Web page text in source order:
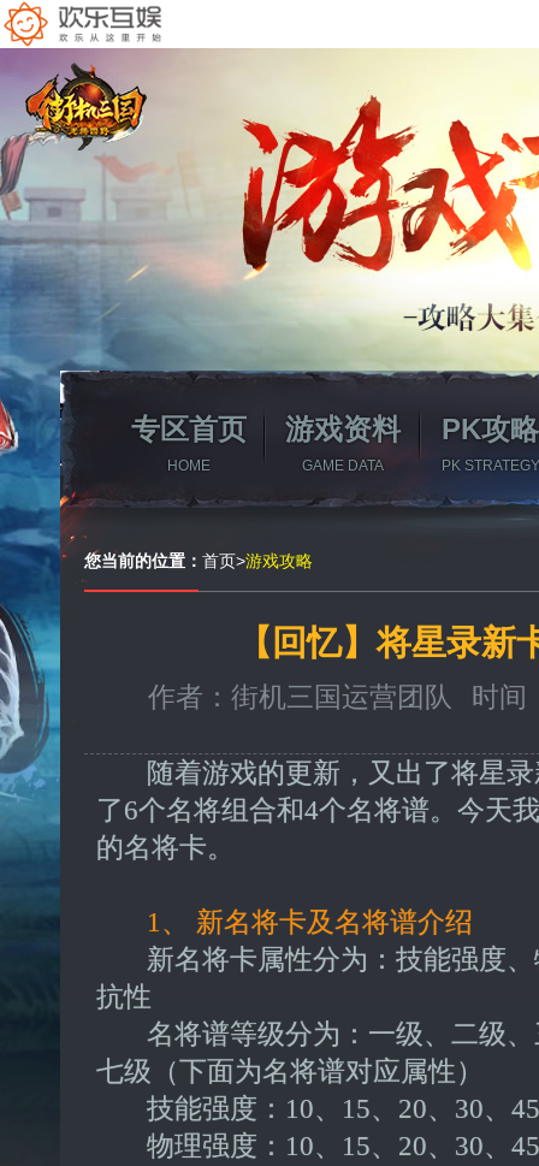
专区首页
HOME
游戏资料
GAME DATA
PK攻略
PK STRATEGY
您当前的位置： 首页>游戏攻略
【回忆】将星录新
作者：街机三国运营团队 时间
随着游戏的更新，又出了将星录
了6个名将组合和4个名将谱。今天
的名将卡。
1、 新名将卡及名将谱介绍
新名将卡属性分为：技能强度、
抗性
名将谱等级分为：一级、二级、
七级（下面为名将谱对应属性）
技能强度：10、15、20、30、45
物理强度：10、15、20、30、45